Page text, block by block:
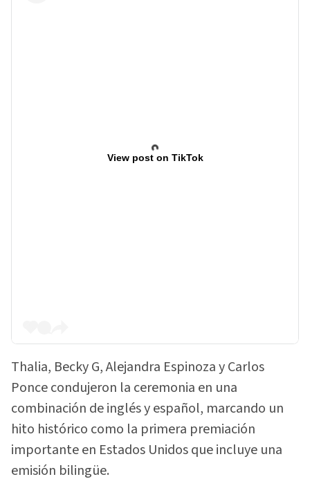
View post on TikTok
Thalia, Becky G, Alejandra Espinoza y Carlos
Ponce condujeron la ceremonia en una
combinación de inglés y español, marcando un
hito histórico como la primera premiación
importante en Estados Unidos que incluye una
emisión bilingüe.